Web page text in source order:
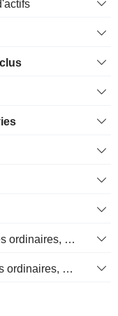
Résultat net pour les actionnaires ordinaires, éléments exceptionnels inclus.
Revenu net pour les actionnaires ordinaires, hors éléments exceptionnelsRésultat net pour les actionnaires ordinaires, éléments exceptionnels exclus.